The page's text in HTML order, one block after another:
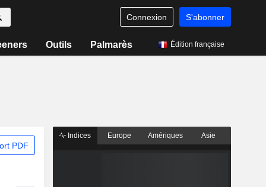
Connexion S'abonner
Outils Palmarès Édition française
PDF
Indices Europe Amériques Asie